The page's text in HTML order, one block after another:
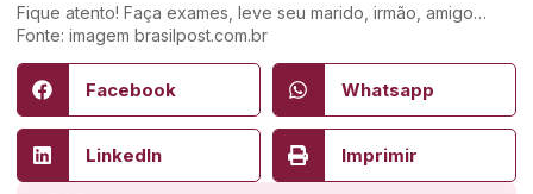
Fique atento! Faça exames, leve seu marido, irmão, amigo…
Fonte: imagem brasilpost.com.br
Facebook Whatsapp
LinkedIn Imprimir